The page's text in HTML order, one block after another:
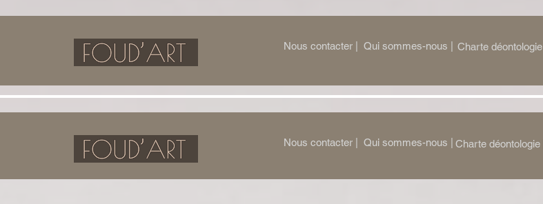
Nous contacter | Qui sommes-nous | Charte déontologie |
Nous contacter | Qui sommes-nous | Charte déontologie |